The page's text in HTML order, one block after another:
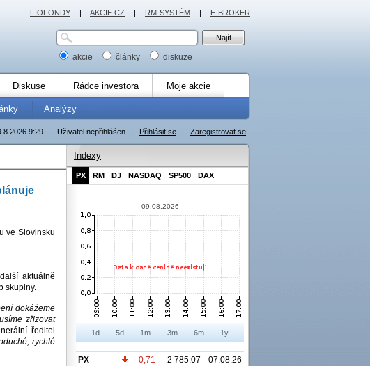
akcie články diskuze
Diskuse Rádce investora Moje akcie
Analýzy
Uživatel nepřihlášen | Přihlásit se | Zaregistrovat se
9:29
ve Slovinsku
aktuálně
skupiny.
dokážeme
zřizovat
ředitel
rychlé
Indexy
PX RM DJ NASDAQ SP500 DAX
09.08.2026
1d 5d 1m 3m 6m 1y
PX -0,71 2 785,07
07.08.26
FIOFONDY | AKCIE.CZ | RM-SYSTÉM | E-BROKER